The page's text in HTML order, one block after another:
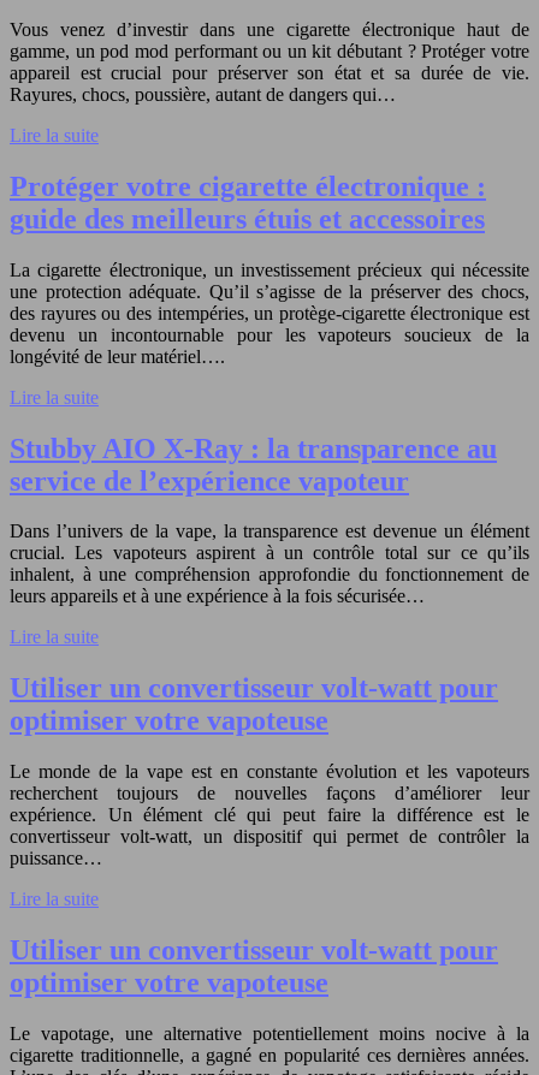
Vous venez d’investir dans une cigarette électronique haut de
gamme, un pod mod performant ou un kit débutant ? Protéger votre
appareil est crucial pour préserver son état et sa durée de vie.
Rayures, chocs, poussière, autant de dangers qui…
Lire la suite
Protéger votre cigarette électronique :
guide des meilleurs étuis et accessoires
La cigarette électronique, un investissement précieux qui nécessite
une protection adéquate. Qu’il s’agisse de la préserver des chocs,
des rayures ou des intempéries, un protège-cigarette électronique est
devenu un incontournable pour les vapoteurs soucieux de la
longévité de leur matériel….
Lire la suite
Stubby AIO X-Ray : la transparence au
service de l’expérience vapoteur
Dans l’univers de la vape, la transparence est devenue un élément
crucial. Les vapoteurs aspirent à un contrôle total sur ce qu’ils
inhalent, à une compréhension approfondie du fonctionnement de
leurs appareils et à une expérience à la fois sécurisée…
Lire la suite
Utiliser un convertisseur volt-watt pour
optimiser votre vapoteuse
Le monde de la vape est en constante évolution et les vapoteurs
recherchent toujours de nouvelles façons d’améliorer leur
expérience. Un élément clé qui peut faire la différence est le
convertisseur volt-watt, un dispositif qui permet de contrôler la
puissance…
Lire la suite
Utiliser un convertisseur volt-watt pour
optimiser votre vapoteuse
Le vapotage, une alternative potentiellement moins nocive à la
cigarette traditionnelle, a gagné en popularité ces dernières années.